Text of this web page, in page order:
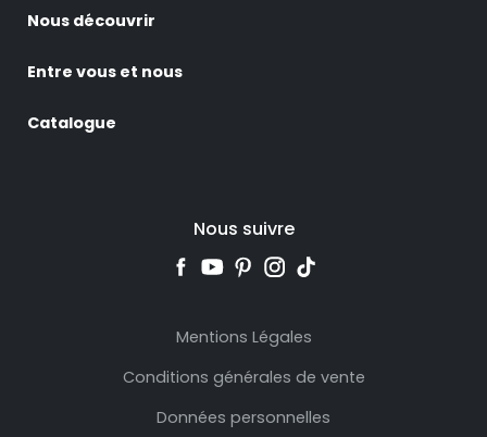
Nous découvrir
Entre vous et nous
Catalogue
Nous suivre
Mentions Légales
Conditions générales de vente
Données personnelles